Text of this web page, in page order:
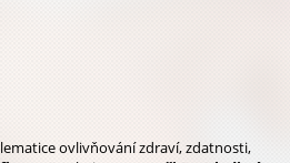
ovlivňování zdraví, zdatnosti,